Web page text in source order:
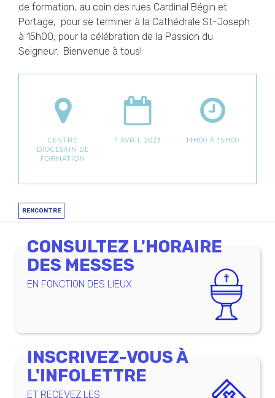
de formation, au coin des rues Cardinal Bégin et
Portage, pour se terminer à la Cathédrale St-Joseph
à 15h00, pour la célébration de la Passion du
Seigneur. Bienvenue à tous!
CENTRE
DIOCÉSAIN DE
FORMATION
7 AVRIL 2023 14H00 À 15H00
RENCONTRE
CONSULTEZ L'HORAIRE
DES MESSES
EN FONCTION DES LIEUX
INSCRIVEZ-VOUS À
L'INFOLETTRE
ET RECEVEZ LES